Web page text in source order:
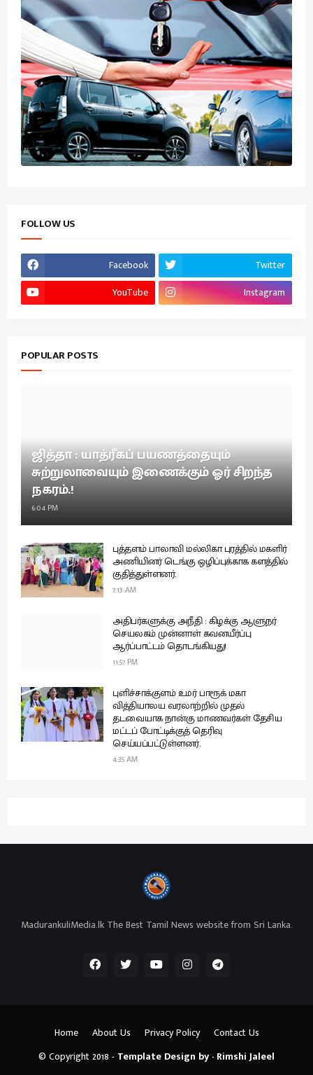
FOLLOW US
Facebook
Twitter
YouTube
Instagram
POPULAR POSTS
ஜித்தா : யாத்ரீகப் பயணத்தையும்
சுற்றுலாவையும் இணைக்கும் ஓர் சிறந்த
நகரம்.!
6:04 PM
புத்தளம் பாலாவி மல்லிகா புரத்தில் மகளிர்
அணியினர் டெங்கு ஒழிப்புக்காக களத்தில்
குதித்துள்ளனர்.
7:13 AM
அதிபர்களுக்கு அநீதி : கிழக்கு ஆளுநர்
செயலகம் முன்னாள் கவனயீர்ப்பு
ஆர்ப்பாட்டம் தொடங்கியது!
11:57 PM
புளிச்சாக்குளம் உமர் பாரூக் மகா
வித்தியாலய வரலாற்றில் முதல்
தடவையாக நான்கு மாணவர்கள் தேசிய
மட்டப் போட்டிக்குத் தெரிவு
செய்யப்பட்டுள்ளனர்.
4:35 AM
MadurankuliMedia.lk The Best Tamil News website from Sri Lanka.
© Copyright 2018 - Template Design by - Rimshi Jaleel
Home About Us Privacy Policy Contact Us